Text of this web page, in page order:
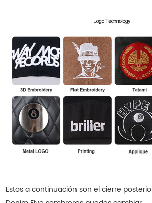
Estos a continuación son el cierre